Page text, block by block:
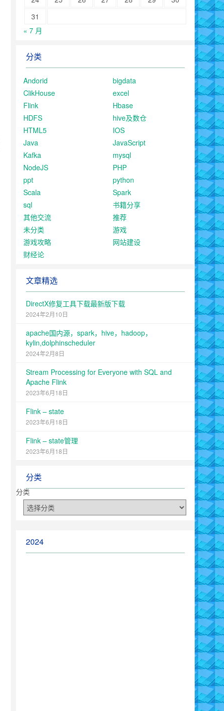
31
« 7 月
分类
Andorid
bigdata
ClikHouse
excel
Flink
Hbase
HDFS
hive及数仓
HTML5
IOS
Java
JavaScript
Kafka
mysql
NodeJS
PHP
ppt
python
Scala
Spark
sql
书籍分享
其他交流
推荐
未分类
游戏
游戏攻略
网站建设
财经论
文章精选
DirectX修复工具下载最新版下载
2024年2月10日
apache国内源，spark，hive，hadoop，
kylin,dolphinscheduler
2024年2月8日
Stream Processing for Everyone with SQL and
Apache Flink
2023年6月18日
Flink – state
2023年6月18日
Flink – state管理
2023年6月18日
分类
分类
2024